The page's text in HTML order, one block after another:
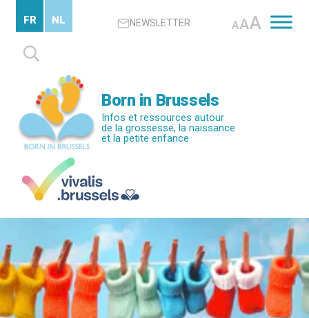
contenu
principal
NEWSLETTER AAA
Rechercher :
FR NL
Born in Brussels
Infos et ressources autour
de la grossesse, la naissance
et la petite enfance